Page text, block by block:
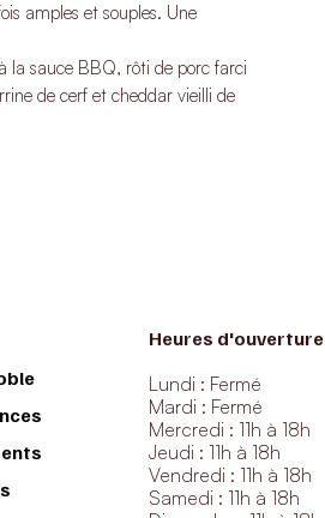
amples et souples. Une
la sauce BBQ, rôti de porc farci
de cerf et cheddar vieilli de
Heures d'ouverture
Lundi : Fermé
Mardi : Fermé
Mercredi : 11h à 18h
Jeudi : 11h à 18h
Vendredi : 11h à 18h
Samedi : 11h à 18h